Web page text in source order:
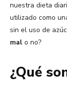
nuestra dieta
utilizado como
sin el uso de
mal o no?
¿Qué